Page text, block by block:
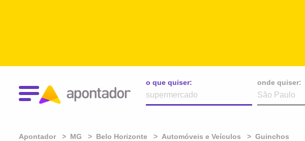
o que quiser:
onde quiser:
Apontador MG Belo Horizonte Automóveis e Veículos Guinchos